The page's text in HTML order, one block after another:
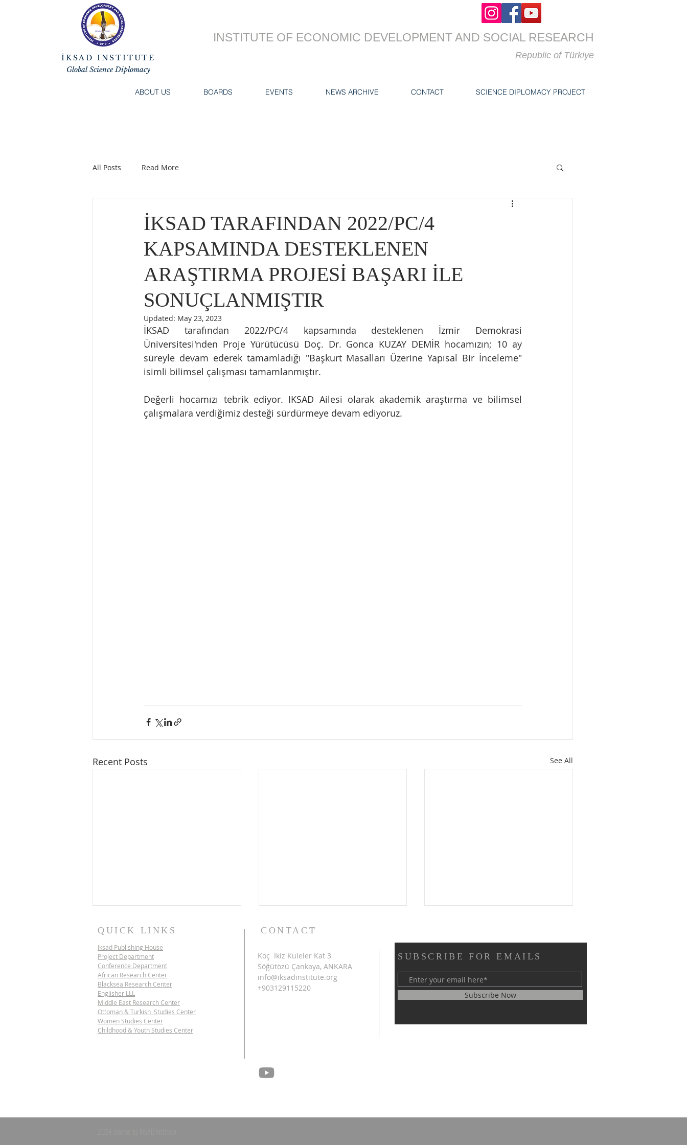
İKSAD INSTITUTE
Global Science Diplomacy
INSTITUTE OF ECONOMIC DEVELOPMENT AND SOCIAL RESEARCH
Republic of Türkiye
ABOUT US BOARDS EVENTS NEWS ARCHIVE CONTACT SCIENCE DIPLOMACY PROJECT
All Posts Read More
İKSAD TARAFINDAN 2022/PC/4
KAPSAMINDA DESTEKLENEN
ARAŞTIRMA PROJESİ BAŞARI İLE
SONUÇLANMIŞTIR
Updated: May 23, 2023
İKSAD tarafından 2022/PC/4 kapsamında desteklenen İzmir Demokrasi
Üniversitesi'nden Proje Yürütücüsü Doç. Dr. Gonca KUZAY DEMİR hocamızın; 10 ay
süreyle devam ederek tamamladığı "Başkurt Masalları Üzerine Yapısal Bir İnceleme"
isimli bilimsel çalışması tamamlanmıştır.
Değerli hocamızı tebrik ediyor. IKSAD Ailesi olarak akademik araştırma ve bilimsel
çalışmalara verdiğimiz desteği sürdürmeye devam ediyoruz.
Recent Posts See All
IKSAD SCIENCE
DIPLOMACY PROJECT |
VIETNAM
CONGRESS ON SCIENTIFIC
QUICK LINKS
Iksad Publishing House
Project Department
Conference Department
African Research Center
Blacksea Research Center
Englisher LLL
Middle East Research Center
Ottoman & Turkish Studies Center
Women Studies Center
Childhood & Youth Studies Center
CONTACT
Koç İkiz Kuleler Kat 3
Söğütözü Çankaya, ANKARA
info@iksadinstitute.org
+903129115220
SUBSCRIBE FOR EMAILS
Subscribe Now